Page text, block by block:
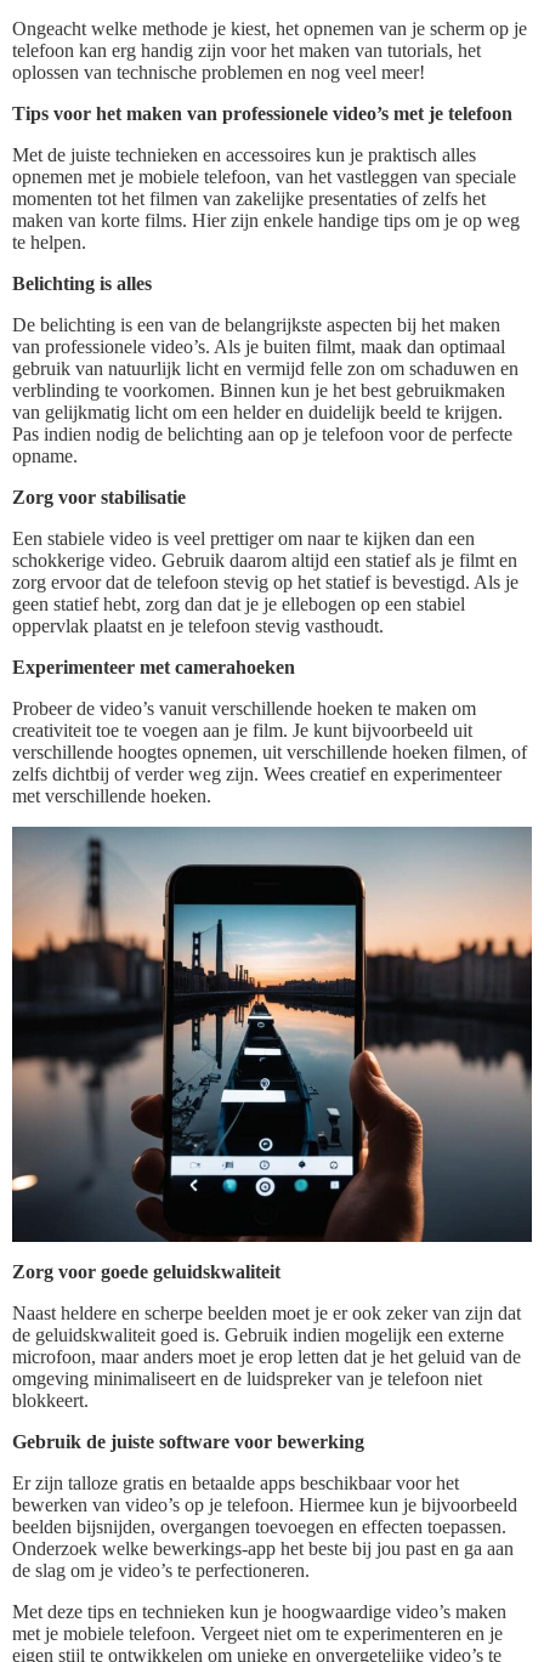
Ongeacht welke methode je kiest, het opnemen van je scherm op je
telefoon kan erg handig zijn voor het maken van tutorials, het
oplossen van technische problemen en nog veel meer!
Tips voor het maken van professionele video’s met je telefoon
Met de juiste technieken en accessoires kun je praktisch alles
opnemen met je mobiele telefoon, van het vastleggen van speciale
momenten tot het filmen van zakelijke presentaties of zelfs het
maken van korte films. Hier zijn enkele handige tips om je op weg
te helpen.
Belichting is alles
De belichting is een van de belangrijkste aspecten bij het maken
van professionele video’s. Als je buiten filmt, maak dan optimaal
gebruik van natuurlijk licht en vermijd felle zon om schaduwen en
verblinding te voorkomen. Binnen kun je het best gebruikmaken
van gelijkmatig licht om een helder en duidelijk beeld te krijgen.
Pas indien nodig de belichting aan op je telefoon voor de perfecte
opname.
Zorg voor stabilisatie
Een stabiele video is veel prettiger om naar te kijken dan een
schokkerige video. Gebruik daarom altijd een statief als je filmt en
zorg ervoor dat de telefoon stevig op het statief is bevestigd. Als je
geen statief hebt, zorg dan dat je je ellebogen op een stabiel
oppervlak plaatst en je telefoon stevig vasthoudt.
Experimenteer met camerahoeken
Probeer de video’s vanuit verschillende hoeken te maken om
creativiteit toe te voegen aan je film. Je kunt bijvoorbeeld uit
verschillende hoogtes opnemen, uit verschillende hoeken filmen, of
zelfs dichtbij of verder weg zijn. Wees creatief en experimenteer
met verschillende hoeken.
Zorg voor goede geluidskwaliteit
Naast heldere en scherpe beelden moet je er ook zeker van zijn dat
de geluidskwaliteit goed is. Gebruik indien mogelijk een externe
microfoon, maar anders moet je erop letten dat je het geluid van de
omgeving minimaliseert en de luidspreker van je telefoon niet
blokkeert.
Gebruik de juiste software voor bewerking
Er zijn talloze gratis en betaalde apps beschikbaar voor het
bewerken van video’s op je telefoon. Hiermee kun je bijvoorbeeld
beelden bijsnijden, overgangen toevoegen en effecten toepassen.
Onderzoek welke bewerkings-app het beste bij jou past en ga aan
de slag om je video’s te perfectioneren.
Met deze tips en technieken kun je hoogwaardige video’s maken
met je mobiele telefoon. Vergeet niet om te experimenteren en je
eigen stijl te ontwikkelen om unieke en onvergetelijke video’s te